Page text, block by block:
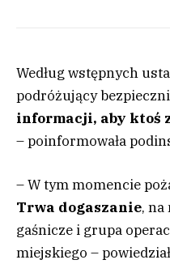
Według wstępnych
podróżujący
informacji, aby ktoś
– poinformowała
– W tym momencie
Trwa dogaszanie, na
gaśnicze i grupa
miejskiego –